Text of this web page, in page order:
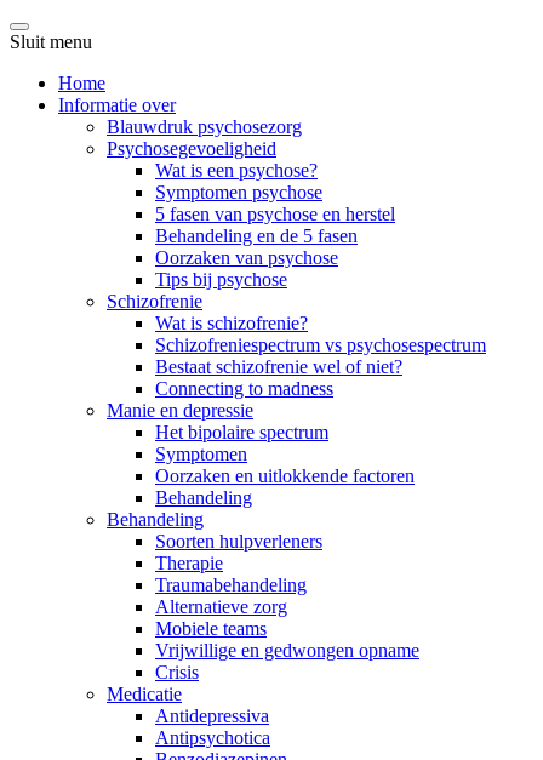
Sluit menu
Home
Informatie over
Blauwdruk psychosezorg
Psychosegevoeligheid
Wat is een psychose?
Symptomen psychose
5 fasen van psychose en herstel
Behandeling en de 5 fasen
Oorzaken van psychose
Tips bij psychose
Schizofrenie
Wat is schizofrenie?
Schizofreniespectrum vs psychosespectrum
Bestaat schizofrenie wel of niet?
Connecting to madness
Manie en depressie
Het bipolaire spectrum
Symptomen
Oorzaken en uitlokkende factoren
Behandeling
Behandeling
Soorten hulpverleners
Therapie
Traumabehandeling
Alternatieve zorg
Mobiele teams
Vrijwillige en gedwongen opname
Crisis
Medicatie
Antidepressiva
Antipsychotica